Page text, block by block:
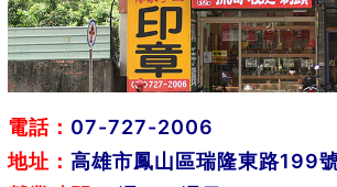
電話： 07-727-2006
地址： 高雄市鳳山區瑞隆東路199